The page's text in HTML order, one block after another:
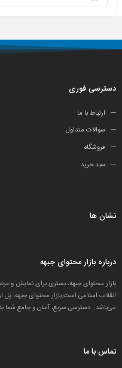
دسترسی فوری
ارتباط با ما
سوالات متداول
فروشگاه
سبد خرید
نشان ها
درباره بازار محتوای جبهه
بازار محتوای جبهه، بستری برای نمایش و
انقلاب اسلامی است.بازار محتوای جبهه،
می‌باشد. دسترسی سریع، آسان و جامع شما
تماس با ما